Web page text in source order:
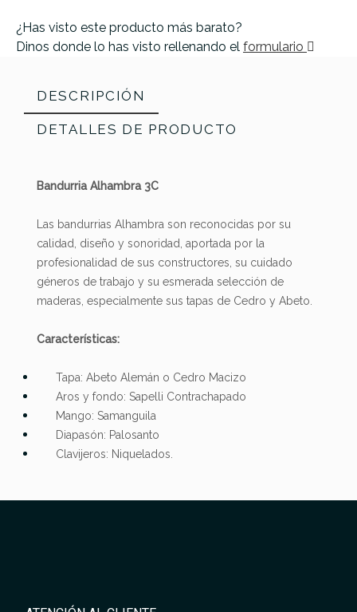
¿Has visto este producto más barato?
Dinos donde lo has visto rellenando el formulario
DESCRIPCIÓN
DETALLES DE PRODUCTO
Bandurria Alhambra 3C
Las bandurrias Alhambra son reconocidas por su
calidad, diseño y sonoridad, aportada por la
profesionalidad de sus constructores, su cuidado
géneros de trabajo y su esmerada selección de
maderas, especialmente sus tapas de Cedro y Abeto.
Características:
Tapa: Abeto Alemán o Cedro Macizo
Aros y fondo: Sapelli Contrachapado
Mango: Samanguila
Diapasón: Palosanto
Clavijeros: Niquelados.
ReferenciaBANDPALALH003